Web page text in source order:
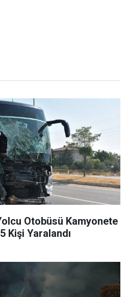
Otobüsü Kamyonete
Kişi Yaralandı